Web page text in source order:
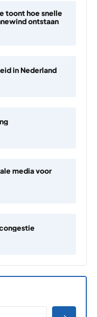
toont hoe snelle
ontstaan
in Nederland
media voor